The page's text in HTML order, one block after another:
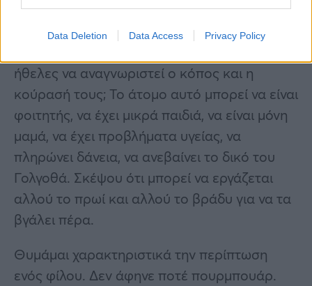
Data Deletion Data Access Privacy Policy
Σκέψου ότι θα μπορούσαν να βρίσκονται στη
θέση του. Πώς θα ήθελες να τους φερθούν;
ήθελες να αναγνωριστεί ο κόπος και η
κούρασή τους; Το άτομο αυτό μπορεί να είναι
φοιτητής, να έχει μικρά παιδιά, να είναι μόνη
μαμά, να έχει προβλήματα υγείας, να
πληρώνει δάνεια, να ανεβαίνει το δικό του
Γολγοθά. Σκέψου ότι μπορεί να εργάζεται
αλλού το πρωί και αλλού το βράδυ για να τα
βγάλει πέρα.
Θυμάμαι χαρακτηριστικά την περίπτωση
ενός φίλου. Δεν άφηνε ποτέ πουρμπουάρ.